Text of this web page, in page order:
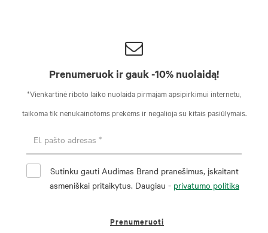
Prenumeruok ir gauk -10% nuolaidą!
*Vienkartinė riboto laiko nuolaida pirmajam apsipirkimui internetu,
taikoma tik nenukainotoms prekėms ir negalioja su kitais pasiūlymais.
Sutinku gauti Audimas Brand pranešimus, įskaitant
asmeniškai pritaikytus. Daugiau - privatumo politika
Prenumeruoti